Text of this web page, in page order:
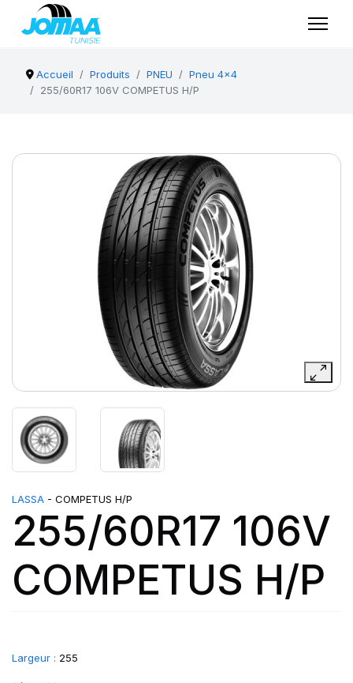
Accueil Produits PNEU
Pneu 4x4
255/60R17 106V COMPETUS H/P
LASSA - COMPETUS H/P
255/60R17 106V
COMPETUS H/P
Largeur : 255